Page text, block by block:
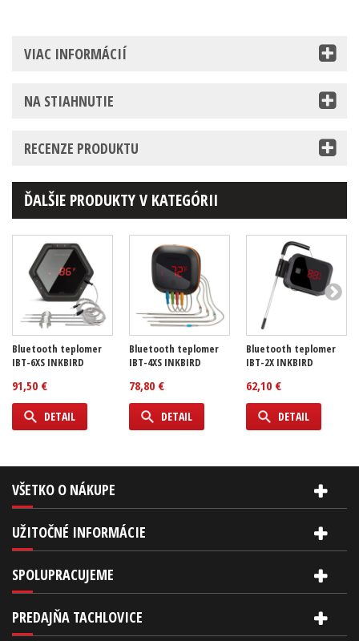
VIAC INFORMÁCIÍ
NA STIAHNUTIE
RECENZE PRODUKTU
ĎALŠIE PRODUKTY V KATEGÓRII
Bluetooth teplomer
IBT-6XS INKBIRD
91,50 €
DETAIL
Bluetooth teplomer
IBT-4XS INKBIRD
78,80 €
DETAIL
Bluetooth teplomer
IBT-2X INKBIRD
62,10 €
DETAIL
VŠETKO O NÁKUPE
UŽITOČNÉ INFORMÁCIE
SPOLUPRACUJEME
PREDAJŇA TACHLOVICE